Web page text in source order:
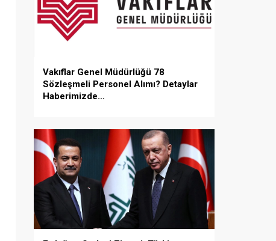
Vakıflar Genel Müdürlüğü 78
Sözleşmeli Personel Alımı? Detaylar
Haberimizde…